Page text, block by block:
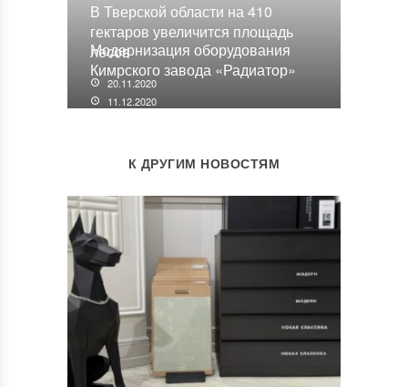
В Тверской области на 410
гектаров увеличится площадь
лесов
20.11.2020
Модернизация оборудования
Кимрского завода «Радиатор»
11.12.2020
К ДРУГИМ НОВОСТЯМ